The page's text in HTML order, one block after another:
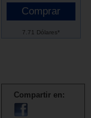
7.71 Dólares*
Compartir en: